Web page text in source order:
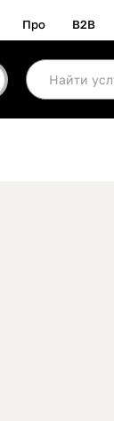
Про B2B